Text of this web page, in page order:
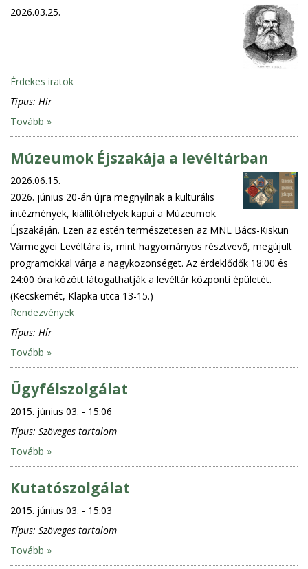
2026.03.25.
Érdekes iratok
Típus: Hír
Tovább »
Múzeumok Éjszakája a levéltárban
2026.06.15.
2026. június 20-án újra megnyílnak a kulturális
intézmények, kiállítóhelyek kapui a Múzeumok
Éjszakáján. Ezen az estén természetesen az MNL Bács-Kiskun
Vármegyei Levéltára is, mint hagyományos résztvevő, megújult
programokkal várja a nagyközönséget. Az érdeklődők 18:00 és
24:00 óra között látogathatják a levéltár központi épületét.
(Kecskemét, Klapka utca 13-15.)
Rendezvények
Típus: Hír
Tovább »
Ügyfélszolgálat
2015. június 03. - 15:06
Típus: Szöveges tartalom
Tovább »
Kutatószolgálat
2015. június 03. - 15:03
Típus: Szöveges tartalom
Tovább »